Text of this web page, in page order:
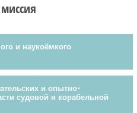
и наукоёмкого
и опытно-
судовой и корабельной